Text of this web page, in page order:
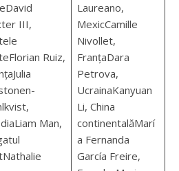
III,
Ruiz,
Man,
Laureano,
MexicCamille
Nivollet,
FranțaDara
Petrova,
UcrainaKanyuan
Li, China
continentalăMarí
a Fernanda
García Freire,